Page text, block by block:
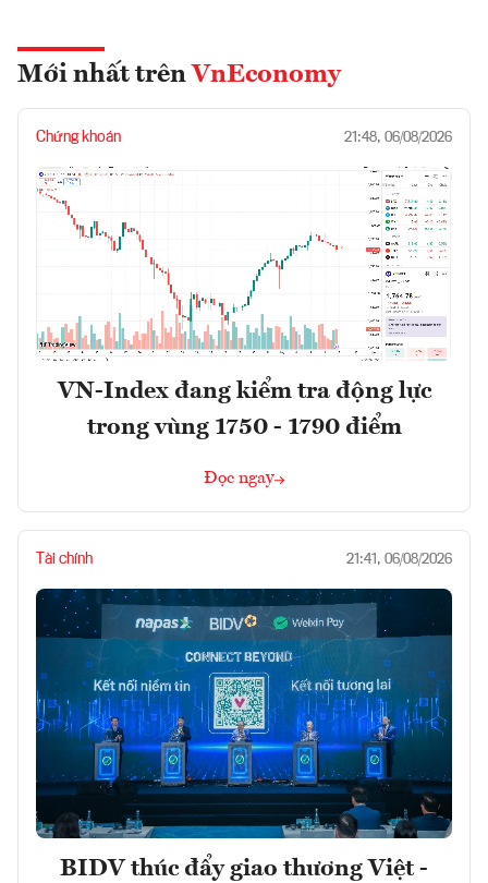
Mới nhất trên VnEconomy
Chứng khoán 21:48, 06/08/2026
VN-Index đang kiểm tra động lực
trong vùng 1750 - 1790 điểm
Đọc ngay
Tài chính 21:41, 06/08/2026
BIDV thúc đẩy giao thương Việt -